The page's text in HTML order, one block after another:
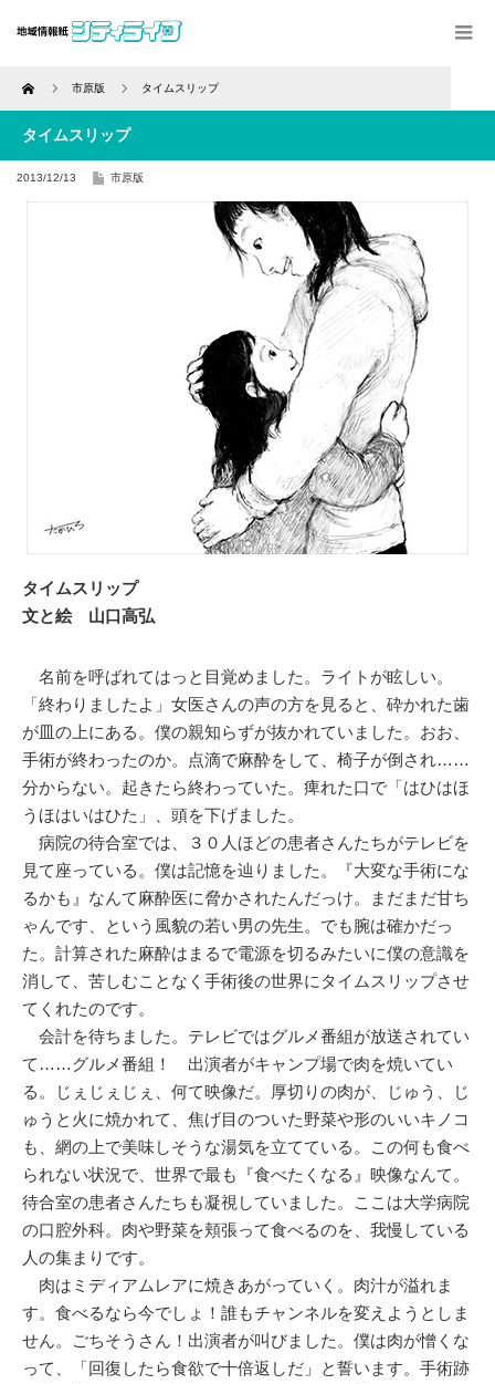
Home 市原版 タイムスリップ
タイムスリップ
2013/12/13 市原版
タイムスリップ
文と絵 山口高弘
名前を呼ばれてはっと目覚めました。ライトが眩しい。
「終わりましたよ」女医さんの声の方を見ると、砕かれた歯
が皿の上にある。僕の親知らずが抜かれていました。おお、
手術が終わったのか。点滴で麻酔をして、椅子が倒され……
分からない。起きたら終わっていた。痺れた口で「はひはほ
うほはいはひた」、頭を下げました。
病院の待合室では、３０人ほどの患者さんたちがテレビを
見て座っている。僕は記憶を辿りました。『大変な手術にな
るかも』なんて麻酔医に脅かされたんだっけ。まだまだ甘ち
ゃんです、という風貌の若い男の先生。でも腕は確かだっ
た。計算された麻酔はまるで電源を切るみたいに僕の意識を
消して、苦しむことなく手術後の世界にタイムスリップさせ
てくれたのです。
会計を待ちました。テレビではグルメ番組が放送されてい
て……グルメ番組！ 出演者がキャンプ場で肉を焼いてい
る。じぇじぇじぇ、何て映像だ。厚切りの肉が、じゅう、じ
ゅうと火に焼かれて、焦げ目のついた野菜や形のいいキノコ
も、網の上で美味しそうな湯気を立てている。この何も食べ
られない状況で、世界で最も『食べたくなる』映像なんて。
待合室の患者さんたちも凝視していました。ここは大学病院
の口腔外科。肉や野菜を頬張って食べるのを、我慢している
人の集まりです。
肉はミディアムレアに焼きあがっていく。肉汁が溢れま
す。食べるなら今でしょ！誰もチャンネルを変えようとしま
せん。ごちそうさん！出演者が叫びました。僕は肉が憎くな
って、「回復したら食欲で十倍返しだ」と誓います。手術跡